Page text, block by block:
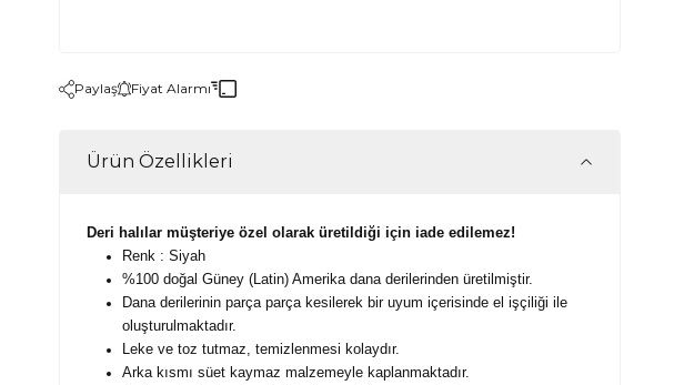
Paylaş Fiyat Alarmı
Ürün Özellikleri
Deri halılar müşteriye özel olarak üretildiği için iade edilemez!
Renk : Siyah
%100 doğal Güney (Latin) Amerika dana derilerinden üretilmiştir.
Dana derilerinin parça parça kesilerek bir uyum içerisinde el işçiliği ile
oluşturulmaktadır.
Leke ve toz tutmaz, temizlenmesi kolaydır.
Arka kısmı süet kaymaz malzemeyle kaplanmaktadır.